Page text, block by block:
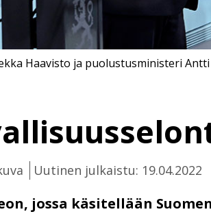
Uutinen julkaistu: 19.04.2022
jossa käsitellään Suomen
Haavisto ja puolustusministeri